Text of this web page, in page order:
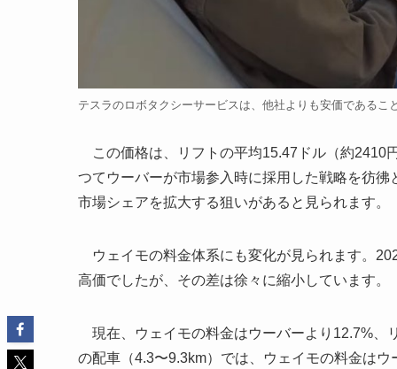
テスラのロボタクシーサービスは、他社よりも安価であるこ
この価格は、リフトの平均15.47ドル（約2410
つてウーバーが市場参入時に採用した戦略を彷
市場シェアを拡大する狙いがあると見られます。
ウェイモの料金体系にも変化が見られます。
高価でしたが、その差は徐々に縮小しています。
現在、ウェイモの料金はウーバーより12.7%、
の配車（4.3〜9.3km）では、ウェイモの料金は